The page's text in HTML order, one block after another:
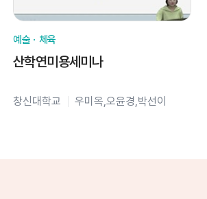
예술ㆍ체육
산학연미용세미나
창신대학교 우미옥,오윤경,박선이